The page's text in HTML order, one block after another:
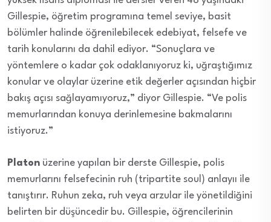
Gillespie, öğretim programına temel seviye, basit
bölümler halinde öğrenilebilecek edebiyat, felsefe ve
tarih konularını da dahil ediyor. “Sonuçlara ve
yöntemlere o kadar çok odaklanıyoruz ki, uğraştığımız
konular ve olaylar üzerine etik değerler açısından hiçbir
bakış açısı sağlayamıyoruz,” diyor Gillespie. “Ve polis
memurlarından konuya derinlemesine bakmalarını
istiyoruz.”
Platon üzerine yapılan bir derste Gillespie, polis
memurlarını felsefecinin ruh (tripartite soul) anlayıı ile
tanıştırır. Ruhun zeka, ruh veya arzular ile yönetildiğini
belirten bir düşüncedir bu. Gillespie, öğrencilerinin